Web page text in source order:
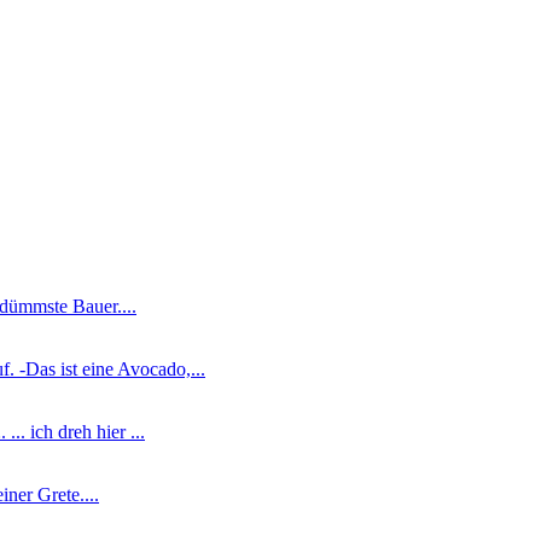
Bauer....
-Das ist eine Avocado,...
... ich dreh hier ...
Grete....